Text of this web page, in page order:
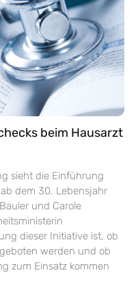
beim Hausarzt
sieht die Einführung
dem 30. Lebensjahr
und Carole
dieser Initiative ist, ob
werden und ob
zum Einsatz kommen